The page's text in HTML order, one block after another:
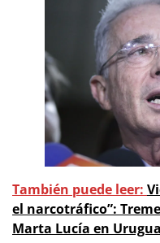
También puede leer:
el narcotráfico”:
Marta Lucía en